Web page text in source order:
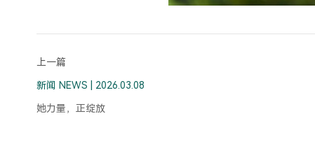
上一篇
新闻 NEWS | 2026.03.08
她力量，正绽放